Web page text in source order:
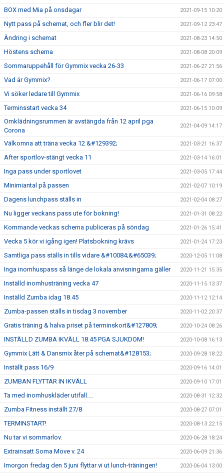
BOX med Mia på onsdagar 2021-09-15 10:20
Nytt pass på schemat, och fler blir det! 2021-09-12 23:47
Ändring i schemat 2021-08-23 14:50
Höstens schema 2021-08-08 20:09
Sommaruppehåll för Gymmix vecka 26-33 2021-06-27 21:56
Vad är Gymmix? 2021-06-17 07:00
Vi söker ledare till Gymmix 2021-06-16 09:58
Terminsstart vecka 34 2021-06-15 10:09
Omklädningsrummen är avstängda från 12 april pga
Corona
2021-04-09 14:17
Välkomna att träna vecka 12 &#129392; 2021-03-21 16:37
After sportlov-stängt vecka 11 2021-03-14 16:01
Inga pass under sportlovet 2021-03-05 17:44
Minimiantal på passen 2021-02-07 10:19
Dagens lunchpass ställs in 2021-02-04 08:27
Nu ligger veckans pass ute för bokning! 2021-01-31 08:22
Kommande veckas schema publiceras på söndag 2021-01-26 15:41
Vecka 5 kör vi igång igen! Platsbokning krävs 2021-01-24 17:23
Samtliga pass ställs in tills vidare &#10084;&#65039; 2020-12-05 11:08
Inga inomhuspass så länge de lokala anvisningarna gäller 2020-11-21 15:35
Inställd inomhusträning vecka 47 2020-11-15 13:37
Inställd Zumba idag 18.45 2020-11-12 12:14
Zumba-passen ställs in tisdag 3 november 2020-11-02 20:37
Gratis träning & halva priset på terminskort&#127809; 2020-10-24 08:26
INSTÄLLD ZUMBA IKVÄLL 18.45 PGA SJUKDOM! 2020-10-08 16:13
Gymmix Lätt & Dansmix åter på schemat&#128153; 2020-09-28 18:22
Inställt pass 16/9 2020-09-16 14:01
ZUMBAN FLYTTAR IN IKVÄLL 2020-09-10 17:01
Ta med inomhuskläder utifall.... 2020-08-31 12:32
Zumba Fitness inställt 27/8 2020-08-27 07:01
TERMINSTART! 2020-08-13 22:15
Nu tar vi sommarlov. 2020-06-28 18:24
Extrainsatt Soma Move v. 24 2020-06-09 21:36
Imorgon fredag den 5 juni flyttar vi ut lunch-träningen! 2020-06-04 13:00